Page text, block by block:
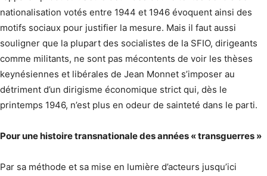
nationalisation votés entre 1944 et 1946 évoquent ainsi des
motifs sociaux pour justifier la mesure. Mais il faut aussi
souligner que la plupart des socialistes de la SFIO, dirigeants
comme militants, ne sont pas mécontents de voir les thèses
keynésiennes et libérales de Jean Monnet s’imposer au
détriment d’un dirigisme économique strict qui, dès le
printemps 1946, n’est plus en odeur de sainteté dans le parti.
Pour une histoire transnationale des années « transguerres »
Par sa méthode et sa mise en lumière d’acteurs jusqu’ici